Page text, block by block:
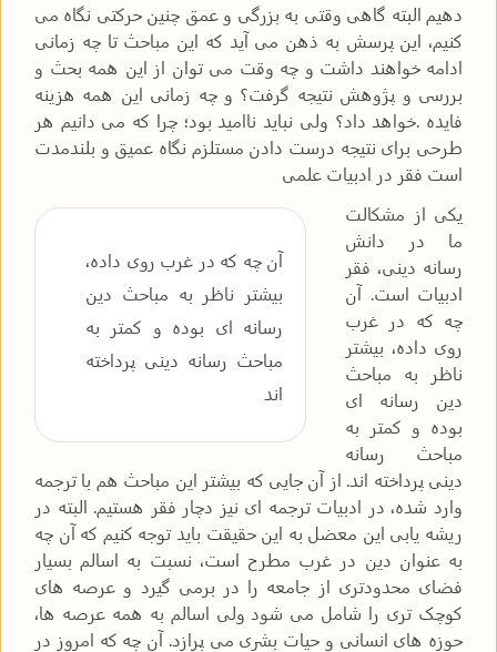
دهیم البته گاهی وقتی به بزرگی و عمق چنین حرکتی نگاه می
کنیم، این پرسش به ذهن می آید که این مباحث تا چه زمانی
ادامه خواهند داشت و چه وقت می توان از این همه بحث و
بررسی و پژوهش نتیجه گرفت؟ و چه زمانی این همه هزینه
فایده .خواهد داد؟ ولی نباید ناامید بود؛ چرا که می دانیم هر
طرحی برای نتیجه درست دادن مستلزم نگاه عمیق و بلندمدت
است فقر در ادبیات علمی
آن چه که در غرب روی داده،
بیشتر ناظر به مباحث دین
رسانه ای بوده و کمتر به
مباحث رسانه دینی پرداخته
اند
یکی از مشکالت
ما در دانش
رسانه دینی، فقر
ادبیات است. آن
چه که در غرب
روی داده، بیشتر
ناظر به مباحث
دین رسانه ای
بوده و کمتر به
مباحث رسانه
دینی پرداخته اند. از آن جایی که بیشتر این مباحث هم با ترجمه
وارد شده، در ادبیات ترجمه ای نیز دچار فقر هستیم. البته در
ریشه یابی این معضل به این حقیقت باید توجه کنیم که آن چه
به عنوان دین در غرب مطرح است، نسبت به اسالم بسیار
فضای محدودتری از جامعه را در برمی گیرد و عرصه های
کوچک تری را شامل می شود ولی اسالم به همه عرصه ها،
حوزه های انسانی و حیات بشری می پرازد. آن چه که امروز در